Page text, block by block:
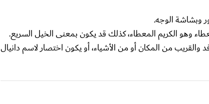
وبشاشة الوجه.
وهو الكريم المعطاء، كذلك قد يكون بمعنى الخيل السريع.
والقريب من المكان أو من الأشياء، أو يكون اختصار لاسم دانيال